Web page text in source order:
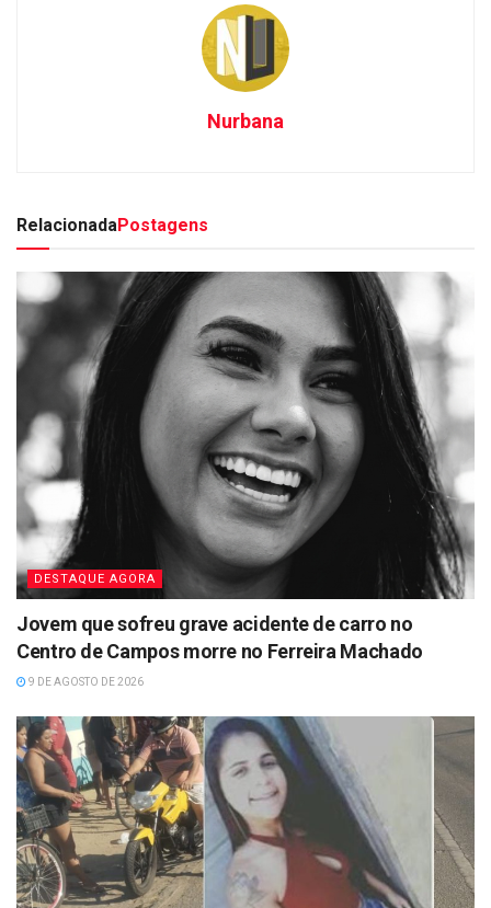
Nurbana
RelacionadaPostagens
DESTAQUE AGORA
Jovem que sofreu grave acidente de carro no
Centro de Campos morre no Ferreira Machado
9 DE AGOSTO DE 2026